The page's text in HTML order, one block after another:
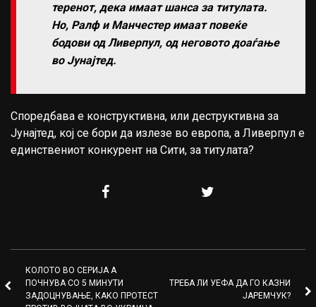
теренот, дека имаат шанса за титулата.
Но, Ралф и Манчестер имаат повеќе
бодови од Ливерпул, од неговото доаѓање
во Јунајтед.
Споредбава е конструктивна, или деструктивна за
Јунајтед, кој се бори да излезе во европа, а Ливерпул е
единствениот конкурент на Сити, за титулата?
КОЛОТО ВО СЕРИЈА А
ПОЧНУВА СО 5 МИНУТИ
ЗАДОЦНУВАЊЕ, КАКО ПРОТЕСТ
ТРЕБА ЛИ УЕФА ДА ГО КАЗНИ
ЈАРЕМЧУК?